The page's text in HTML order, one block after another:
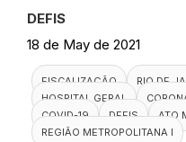
DEFIS
18 de May de 2021
FISCALIZAÇÃO
RIO DE
HOSPITAL GERAL
COVID-19
DEFIS
ATO
REGIÃO METROPOLITANA I